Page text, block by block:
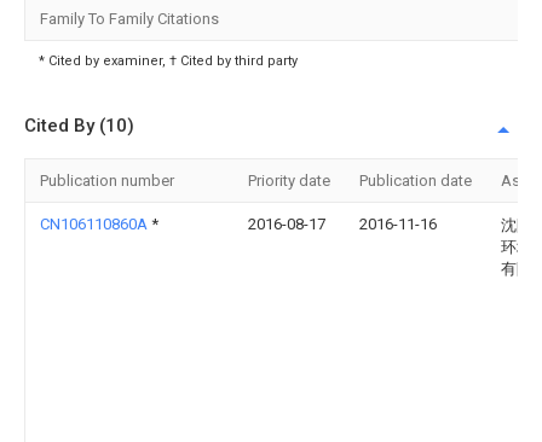
Family To Family Citations
* Cited by examiner, † Cited by third party
Cited By (10)
Publication number Priority date Publication date
CN106110860A * 2016-08-17 2016-11-16
沈阳
环境
有限